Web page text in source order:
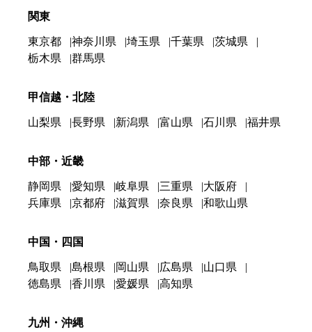
関東
東京都 神奈川県 埼玉県 千葉県
茨城県
栃木県
群馬県
甲信越・北陸
山梨県 長野県 新潟県 富山県 石川県 福井県
中部・近畿
静岡県 愛知県 岐阜県 三重県
大阪府
兵庫県
京都府 滋賀県 奈良県 和歌山県
中国・四国
鳥取県 島根県 岡山県 広島県
山口県
徳島県
香川県 愛媛県 高知県
九州・沖縄